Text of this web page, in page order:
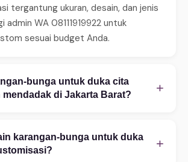
tergantung ukuran, desain, dan jenis
admin WA 08111919922 untuk
sesuai budget Anda.
bunga untuk duka cita
mendadak di Jakarta Barat?
+
delivery (2–4 jam), pastikan order
Tersedia juga layanan express 2–
karangan-bunga untuk duka
+